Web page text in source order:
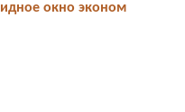
окно эконом